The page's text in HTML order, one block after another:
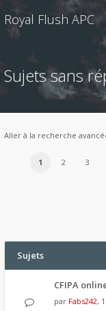
Royal Flush APC
Sujets sans
Aller à la recherche
1 2 3
Sujets
CFIPA
par Fabs242,